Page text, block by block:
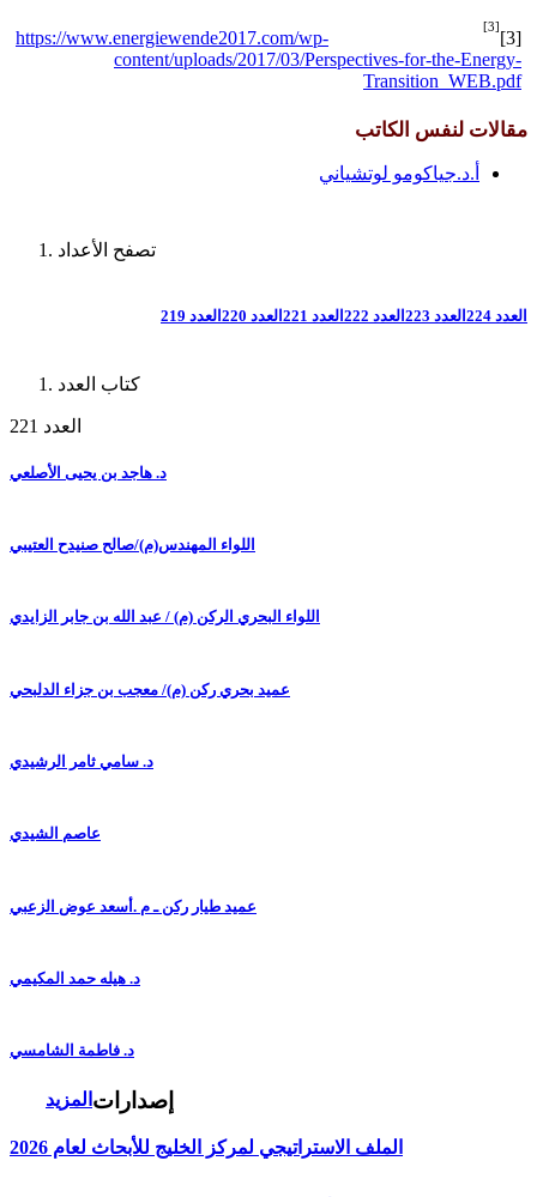
[3]
[3]
https://www.energiewende2017.com/wp-
content/uploads/2017/03/Perspectives-for-the-Energy-
Transition_WEB.pdf
مقالات لنفس الكاتب
أ.د.جياكومو لوتشياني
تصفح الأعداد
العدد 224 العدد 223 العدد 222 العدد 221 العدد 220 العدد 219
كتاب العدد
العدد 221
د. هاجد بن يحيى الأصلعي
اللواء المهندس(م)/صالح صنيدح العتيبي
اللواء البحري الركن (م) / عبد الله بن جابر الزايدي
عميد بحري ركن (م)/ معجب بن جزاء الدلبحي
د. سامي ثامر الرشيدي
عاصم الشيدي
عميد طيار ركن ـ م .أسعد عوض الزعبي
د. هيله حمد المكيمي
د. فاطمة الشامسي
المزيد إصدارات
الملف الاستراتيجي لمركز الخليج للأبحاث لعام 2026